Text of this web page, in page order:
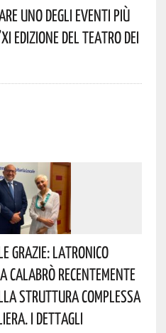
Uno Degli Eventi Più
Edizione Del Teatro Dei
Grazie: Latronico
Recentemente
Struttura Complessa
I Dettagli